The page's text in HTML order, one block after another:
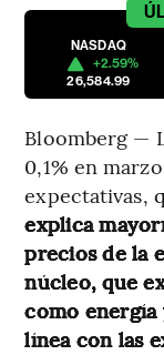
NASDAQ
+2.59%
26,584.99
Bloomberg —
0,1% en
expectativas,
explica
precios de la
núcleo, que
como energía
línea con las